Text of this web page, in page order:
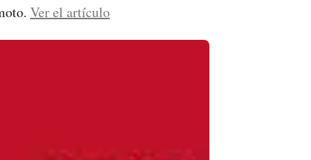
Ver el artículo